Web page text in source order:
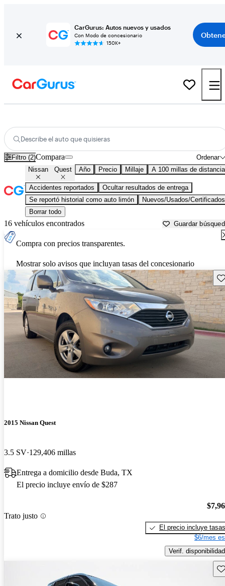
CarGurus: Autos nuevos y usados
Con Modo de concesionario
150K+
Describe el auto que quisieras
Filtro (2) Ordenar
Compara
Nissan Quest Año Precio Millaje A 100 millas de distancia
Accidentes reportados
Ocultar resultados de entrega
Se reportó historial como auto limón
Nuevos/Usados/Certificados
Borrar todo
16 vehículos encontrados Guardar
Compra con precios transparentes.
Mostrar solo avisos que incluyan tasas del concesionario
2015 Nissan Quest
3.5 SV 129,406 millas
Entrega a domicilio desde Buda, TX
El precio incluye envío de $287
Trato justo
El precio incluye tasas
$6/mes
Verif. disponibilidad